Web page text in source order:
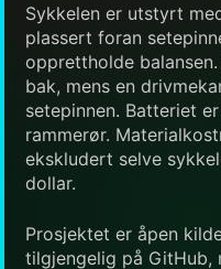
Sykkelen er utstyrt
plassert foran
opprettholde
bak, mens en
setepinnen. Batteriet
rammerør.
ekskludert selve
dollar.
Prosjektet er åpen
tilgjengelig på GitHub,